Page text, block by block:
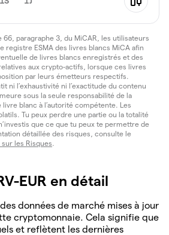
66, paragraphe 3, du MiCAR, les utilisateurs
registre ESMA des livres blancs MiCA afin
de livres blancs enregistrés et des
aux crypto-actifs, lorsque ces livres
par leurs émetteurs respectifs.
ni l’exhaustivité ni l’exactitude du contenu
sous la seule responsabilité de la
blanc à l’autorité compétente. Les
Tu peux perdre une partie ou la totalité
que ce que tu peux te permettre de
détaillée des risques, consulte le
les Risques.
EUR en détail
données de marché mises à jour
cryptomonnaie. Cela signifie que
et reflètent les dernières